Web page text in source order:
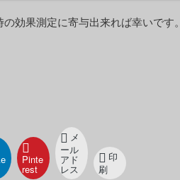
効果測定に寄与出来れば幸いです。
Pinte
rest
メ
ール
アド
レス
印
刷